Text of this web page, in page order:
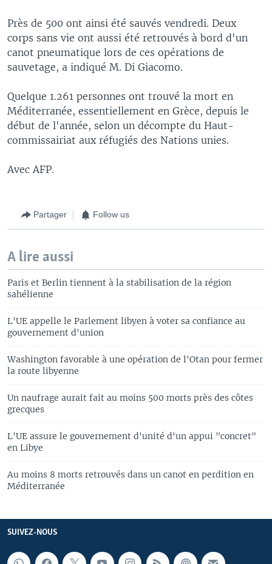
Près de 500 ont ainsi été sauvés vendredi. Deux
corps sans vie ont aussi été retrouvés à bord d'un
canot pneumatique lors de ces opérations de
sauvetage, a indiqué M. Di Giacomo.
Quelque 1.261 personnes ont trouvé la mort en
Méditerranée, essentiellement en Grèce, depuis le
début de l'année, selon un décompte du Haut-
commissairiat aux réfugiés des Nations unies.
Avec AFP.
Partager Follow us
A lire aussi
Paris et Berlin tiennent à la stabilisation de la région
sahélienne
L'UE appelle le Parlement libyen à voter sa confiance au
gouvernement d'union
Washington favorable à une opération de l'Otan pour fermer
la route libyenne
Un naufrage aurait fait au moins 500 morts près des côtes
grecques
L'UE assure le gouvernement d'unité d'un appui "concret"
en Libye
Au moins 8 morts retrouvés dans un canot en perdition en
Méditerranée
SUIVEZ-NOUS